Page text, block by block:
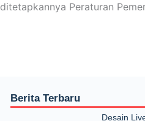
ditetapkannya Peraturan
Berita Terbaru
Desain